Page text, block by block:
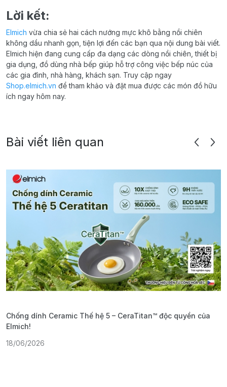
Lời kết:
Elmich vừa chia sẻ hai cách nướng mực khô bằng nồi chiên
không dầu nhanh gọn, tiện lợi đến các bạn qua nội dung bài viết.
Elmich hiện đang cung cấp đa dạng các dòng nồi chiên, thiết bị
gia dụng, đồ dùng nhà bếp giúp hỗ trợ công việc bếp núc của
các gia đình, nhà hàng, khách sạn. Truy cập ngay
Shop.elmich.vn để tham khảo và đặt mua được các món đồ hữu
ích ngay hôm nay.
Bài viết liên quan
Chống dính Ceramic Thế hệ 5 – CeraTitan™ độc quyền của
Elmich!
18/06/2026